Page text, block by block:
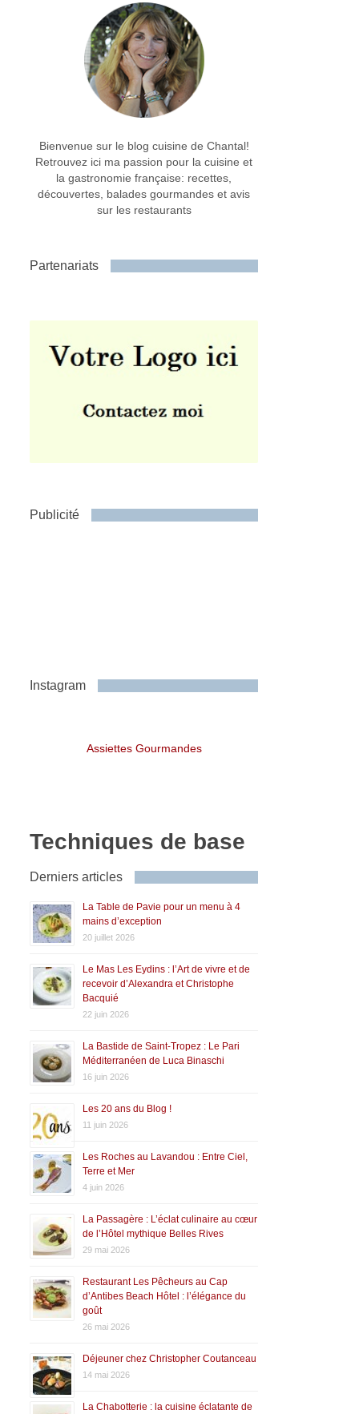
Bienvenue sur le blog cuisine de Chantal!
Retrouvez ici ma passion pour la cuisine et
la gastronomie française: recettes,
découvertes, balades gourmandes et avis
sur les restaurants
Partenariats
Publicité
Instagram
Assiettes Gourmandes
Techniques de base
Derniers articles
La Table de Pavie pour un menu à 4
mains d’exception
20 juillet 2026
Le Mas Les Eydins : l’Art de vivre et de
recevoir d’Alexandra et Christophe
Bacquié
22 juin 2026
La Bastide de Saint-Tropez : Le Pari
Méditerranéen de Luca Binaschi
16 juin 2026
Les 20 ans du Blog !
11 juin 2026
Les Roches au Lavandou : Entre Ciel,
Terre et Mer
4 juin 2026
La Passagère : L’éclat culinaire au cœur
de l’Hôtel mythique Belles Rives
29 mai 2026
Restaurant Les Pêcheurs au Cap
d’Antibes Beach Hôtel : l’élégance du
goût
26 mai 2026
Déjeuner chez Christopher Coutanceau
14 mai 2026
La Chabotterie : la cuisine éclatante de